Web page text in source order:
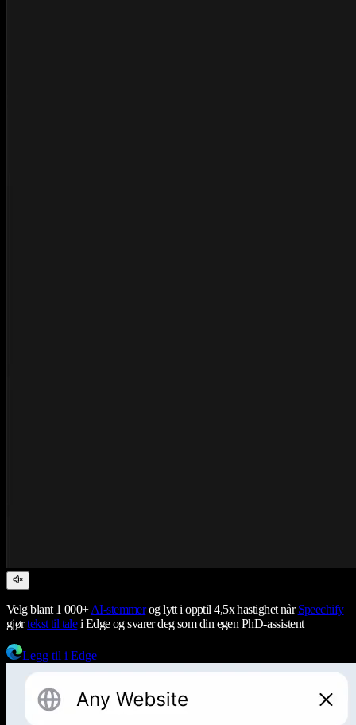
Velg blant 1 000+AI-stemmerog lytt i opptil 4,5x hastighet nårSpeechify
gjørtekst til talei Edge og svarer deg som din egen PhD-assistent
Legg til i Edge